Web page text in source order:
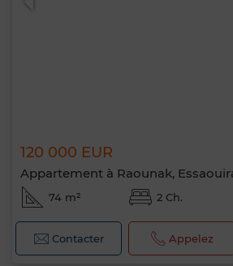
120 000 EUR
Appartement à Raounak,
74 m² 2 Ch.
Contacter Appelez